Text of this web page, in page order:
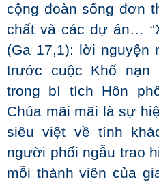
cộng đoàn sống đơn
chất và các dự án…
(Ga 17,1): lời nguyện
trước cuộc Khổ
trong bí tích Hôn
Chúa mãi mãi là sự
siêu việt về tính
người phối ngẫu trao
mỗi thành viên của